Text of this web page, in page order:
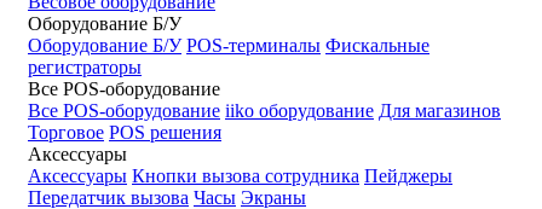
Оборудование Б/У
Оборудование Б/У POS-терминалы Фискальные
регистраторы
Все POS-оборудование
Все POS-оборудование iiko оборудование Для магазинов
Торговое POS решения
Аксессуары
Аксессуары Кнопки вызова сотрудника Пейджеры
Передатчик вызова Часы Экраны